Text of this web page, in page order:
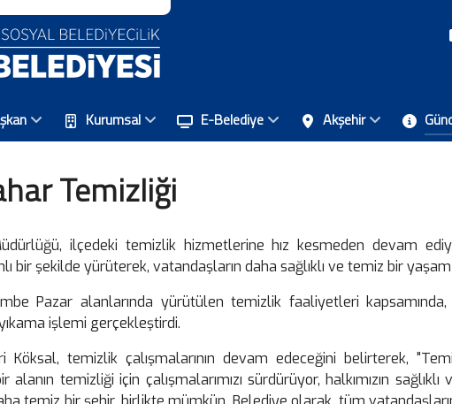
Kurumsal E-Belediye Akşehir
Temizliği
ilçedeki temizlik hizmetlerine hız kesmeden devam
bir şekilde yürüterek, vatandaşların daha sağlıklı ve temiz bir yaşam
Pazar alanlarında yürütülen temizlik faaliyetleri
işlemi gerçekleştirdi.
Köksal, temizlik çalışmalarının devam edeceğini belirterek,
temizliği için çalışmalarımızı sürdürüyor, halkımızın